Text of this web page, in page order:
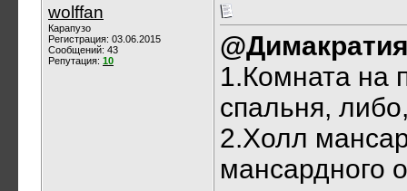
wolffan
Карапузо
Регистрация: 03.06.2015
Сообщений: 43
Репутация: 10
1.Комната на
спальня,
2.Холл
мансардного